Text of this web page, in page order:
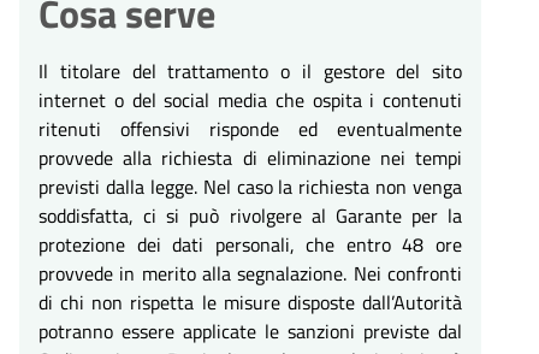
Cosa serve
Il titolare del trattamento o il gestore del sito
internet o del social media che ospita i contenuti
ritenuti offensivi risponde ed eventualmente
provvede alla richiesta di eliminazione nei tempi
previsti dalla legge. Nel caso la richiesta non venga
soddisfatta, ci si può rivolgere al Garante per la
protezione dei dati personali, che entro 48 ore
provvede in merito alla segnalazione. Nei confronti
di chi non rispetta le misure disposte dall’Autorità
potranno essere applicate le sanzioni previste dal